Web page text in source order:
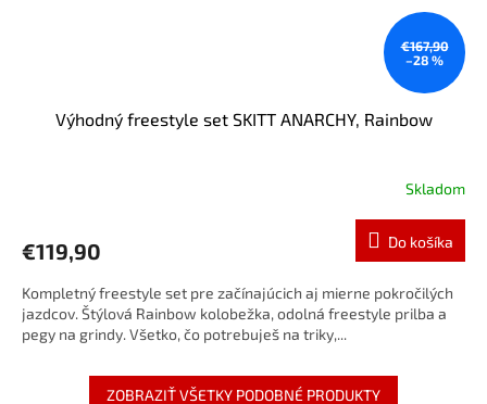
€167,90
–28 %
Výhodný freestyle set SKITT ANARCHY, Rainbow
Skladom
€119,90 Do košíka
Kompletný freestyle set pre začínajúcich aj mierne pokročilých
jazdcov. Štýlová Rainbow kolobežka, odolná freestyle prilba a
pegy na grindy. Všetko, čo potrebuješ na triky,...
ZOBRAZIŤ VŠETKY PODOBNÉ PRODUKTY